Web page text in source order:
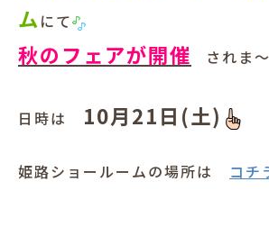
犬と暮らす
ム にて
秋のフェアが開催 されま
日時は 10月21日(土)
姫路ショールームの場所は コチ